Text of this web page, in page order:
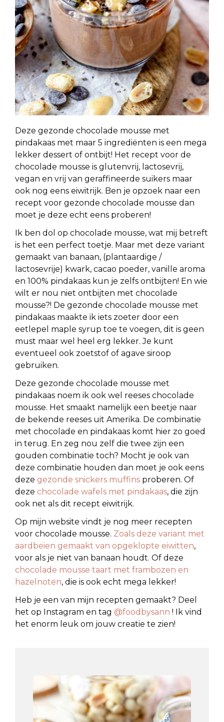
Deze gezonde chocolade mousse met
pindakaas met maar 5 ingrediënten is een mega
lekker dessert of ontbijt! Het recept voor de
chocolade mousse is glutenvrij, lactosevrij,
vegan en vrij van geraffineerde suikers maar
ook nog eens eiwitrijk. Ben je opzoek naar een
recept voor gezonde chocolade mousse dan
moet je deze echt eens proberen!
Ik ben dol op chocolade mousse, wat mij betreft
is het een perfect toetje. Maar met deze variant
gemaakt van banaan, (plantaardige /
lactosevrije) kwark, cacao poeder, vanille aroma
en 100% pindakaas kun je zelfs ontbijten! En wie
wilt er nou niet ontbijten met chocolade
mousse?! De gezonde chocolade mousse met
pindakaas maakte ik iets zoeter door een
eetlepel maple syrup toe te voegen, dit is geen
must maar wel heel erg lekker. Je kunt
eventueel ook zoetstof of agave siroop
gebruiken.
Deze gezonde chocolade mousse met
pindakaas noem ik ook wel reeses chocolade
mousse. Het smaakt namelijk een beetje naar
de bekende reeses uit Amerika. De combinatie
met chocolade en pindakaas komt hier zo goed
in terug. En zeg nou zelf die twee zijn een
gouden combinatie toch? Mocht je ook van
deze combinatie houden dan moet je ook eens
deze gezonde snickers muffins proberen. Of
deze chocolade wafels met pindakaas, die zijn
ook net als dit recept eiwitrijk.
Op mijn website vindt je nog meer recepten
voor chocolade mousse. Zoals deze variant met
aardbeien gemaakt van opgeklopte eiwitten,
voor als je niet van banaan houdt. Of deze
chocolade mousse taart met frambozen en
hazelnoten, die is ook echt mega lekker!
Heb je een van mijn recepten gemaakt? Deel
het op Instagram en tag @foodbysann ! Ik vind
het enorm leuk om jouw creatie te zien!